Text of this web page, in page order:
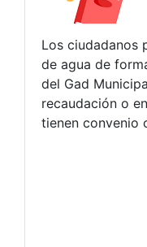
Los ciudadanos
de agua de
del Gad
recaudación o
tienen convenio